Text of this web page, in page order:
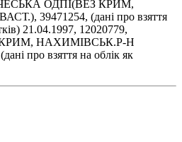
ОДПI(ВЕЗ КРИМ,
39471254, (дані про взяття
21.04.1997, 12020779,
НАХИМIВСЬК.Р-Н
про взяття на облік як